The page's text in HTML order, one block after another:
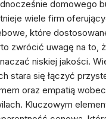
domowego
wiele firm
które
zwrócić uwagę na to,
niskiej jakości.
stara się łączyć
oraz empatią
Kluczowym